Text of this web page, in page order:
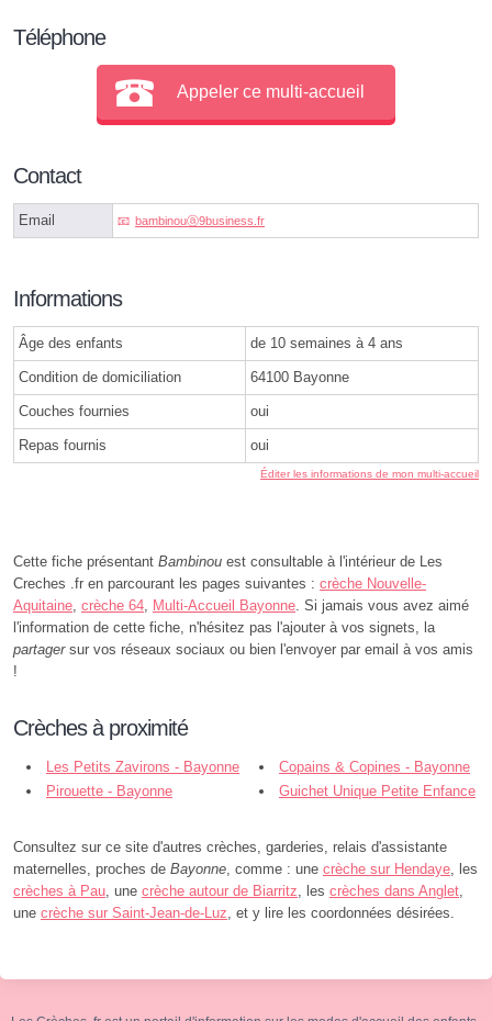
Téléphone
Appeler ce multi-accueil
Contact
Email bambinouⓐ9business.fr
Informations
Âge des enfants de 10 semaines à 4 ans
Condition de domiciliation 64100 Bayonne
Couches fournies oui
Repas fournis oui
Éditer les informations de mon multi-accueil
Cette fiche présentant Bambinou est consultable à l'intérieur de Les
Creches .fr en parcourant les pages suivantes : crèche Nouvelle-
Aquitaine crèche 64 Multi-Accueil Bayonne . Si jamais vous avez aimé
l'information de cette fiche, n'hésitez pas l'ajouter à vos signets, la
partagersur vos réseaux sociaux ou bien l'envoyer par email à vos amis
!
Crèches à proximité
Les Petits Zavirons - Bayonne
Copains & Copines - Bayonne
Pirouette - Bayonne
Guichet Unique Petite Enfance
Consultez sur ce site d'autres crèches, garderies, relais d'assistante
maternelles, proches de Bayonne , comme : une crèche sur Hendaye , les
crèches à Pau , une crèche autour de Biarritz , les crèches dans Anglet
une crèche sur Saint-Jean-de-Luz , et y lire les coordonnées désirées.